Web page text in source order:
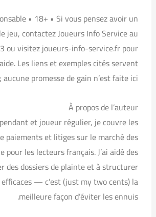
• 18+ • Si vous pensez avoir un
jeu, contactez Joueurs Info Service au
ou visitez joueurs-info-service.fr pour
Les liens et exemples cités servent
promesse de gain n’est faite ici.
À propos de l’auteur
et joueur régulier, je couvre les
paiements et litiges sur le marché des
pour les lecteurs français. J’ai aidé des
des dossiers de plainte et à structurer
— c’est (just my two cents) la
meilleure façon d’éviter les ennuis.